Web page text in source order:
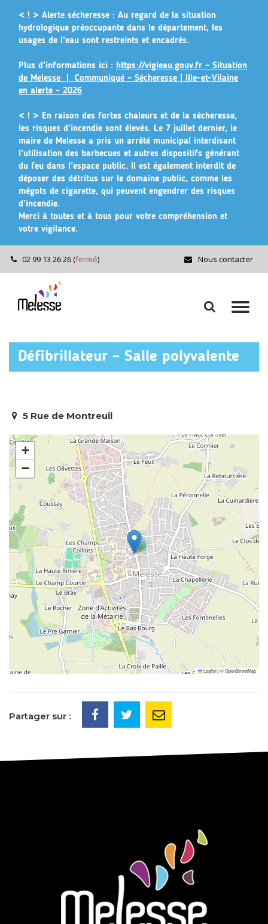
< ! > Alerte sécheresse : Au regard de la situation
hydrologique préoccupante dans le département, les
usages de l’eau sont restreints et encadrés.
Plus d’informations ici : https://vigieau.gouv.fr – Situation
de Melesse | Communiqué – Sécheresse | Ille-et-Vilaine
en alerte – 2026
< ! > En raison des fortes chaleurs et de la sécheresse,
les risques d’incendie sont élevés. Le 7 juillet dernier, le
maire de Melesse a pris un arrêté municipal interdisant
l’utilisation des barbecues et autres dispositifs générant
du feu dans l’espace public. Il est également interdit de
déposer des détritus sur le domaine public, comme les
mégots de cigarette, qui peuvent engendrer des risques
d’incendie.
Merci à toutes et à tous pour votre compréhension et
votre vigilance.
02 99 13 26 26(fermé) Nous contacter
la
Aller
la
Défibrillateur – Salle polyvalente
5 Rue de Montreuil
+
−
Leaflet|©OpenStreetMap
Partager sur :